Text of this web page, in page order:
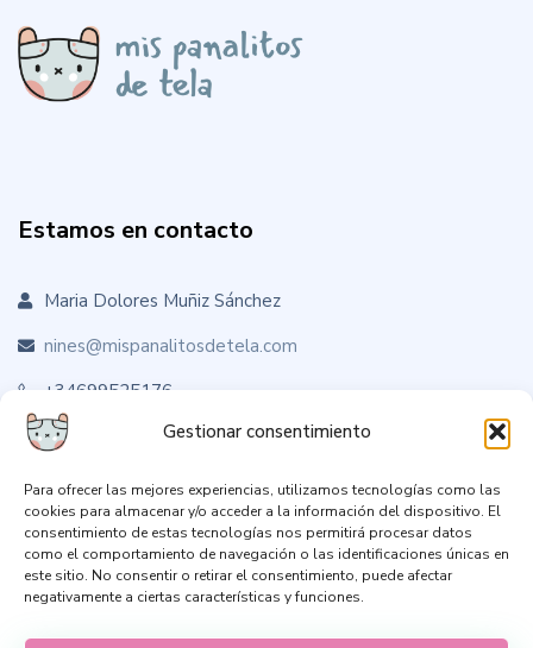
Gestionar consentimiento
Para ofrecer las mejores experiencias, utilizamos tecnologías como las
cookies para almacenar y/o acceder a la información del dispositivo. El
consentimiento de estas tecnologías nos permitirá procesar datos
como el comportamiento de navegación o las identificaciones únicas en
este sitio. No consentir o retirar el consentimiento, puede afectar
negativamente a ciertas características y funciones.
Estamos en contacto
Maria Dolores Muñiz Sánchez
nines@mispanalitosdetela.com
+34699525176
Sígueme en RRSS